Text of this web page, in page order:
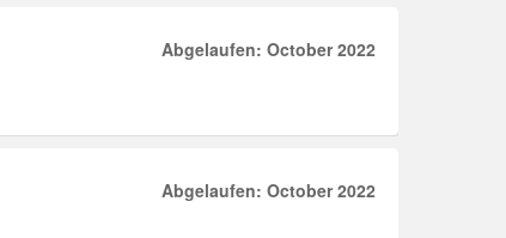
Abgelaufen: October 2022
Abgelaufen: October 2022